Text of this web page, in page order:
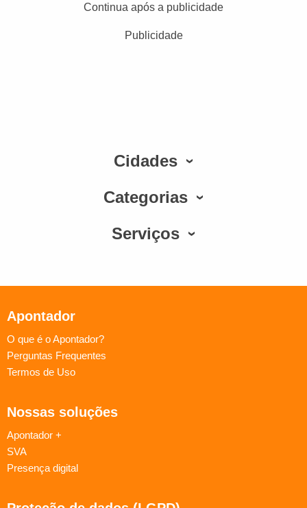
Continua após a publicidade
Publicidade
Cidades
Categorias
Serviços
Apontador
O que é o Apontador?
Perguntas Frequentes
Termos de Uso
Nossas soluções
Apontador +
SVA
Presença digital